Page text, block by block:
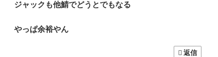
ジャックも他鯖でどうとでもなる
やっぱ余裕やん
返信